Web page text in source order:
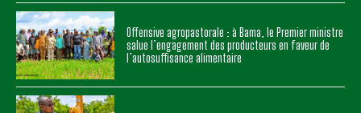
Offensive agropastorale : à Bama, le Premier ministre
salue l’engagement des producteurs en faveur de
l’autosuffisance alimentaire